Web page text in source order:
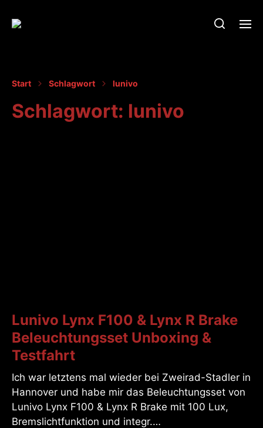
Start Schlagwort lunivo
Schlagwort: lunivo
Lunivo Lynx F100 & Lynx R Brake
Beleuchtungsset Unboxing &
Testfahrt
Ich war letztens mal wieder bei Zweirad-Stadler in
Hannover und habe mir das Beleuchtungsset von
Lunivo Lynx F100 & Lynx R Brake mit 100 Lux,
Bremslichtfunktion und integr.…